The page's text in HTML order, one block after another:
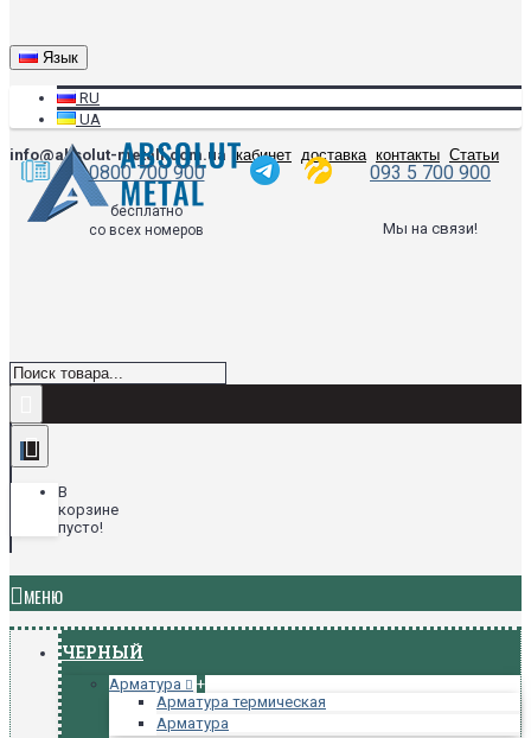
Язык
RU
UA
info@absolut-metall.com.ua
кабинет доставка контакты Статьи
0800 700 900 093 5 700 900
бесплатно
со всех номеров
Мы на связи!
В
корзине
пусто!
МЕНЮ
ЧЕРНЫЙ
Арматура
+
Арматура термическая
Арматура